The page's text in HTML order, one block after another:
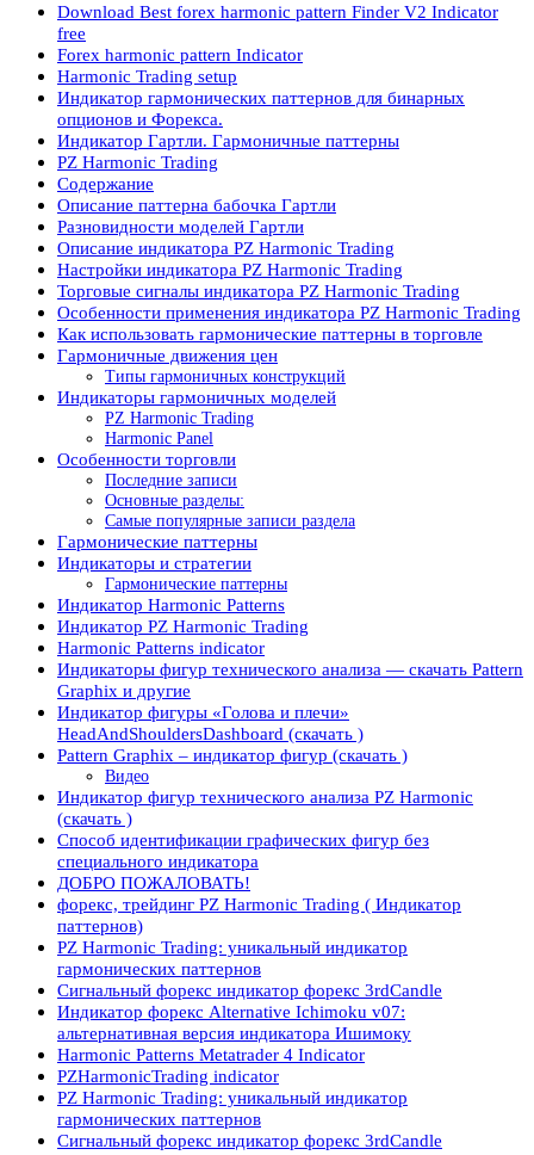
Download Best forex harmonic pattern Finder V2 Indicator
free
Forex harmonic pattern Indicator
Harmonic Trading setup
Индикатор гармонических паттернов для бинарных
опционов и Форекса.
Индикатор Гартли. Гармоничные паттерны
PZ Harmonic Trading
Содержание
Описание паттерна бабочка Гартли
Разновидности моделей Гартли
Описание индикатора PZ Harmonic Trading
Настройки индикатора PZ Harmonic Trading
Торговые сигналы индикатора PZ Harmonic Trading
Особенности применения индикатора PZ Harmonic Trading
Как использовать гармонические паттерны в торговле
Гармоничные движения цен
Типы гармоничных конструкций
Индикаторы гармоничных моделей
PZ Harmonic Trading
Harmonic Panel
Особенности торговли
Последние записи
Основные разделы:
Самые популярные записи раздела
Гармонические паттерны
Индикаторы и стратегии
Гармонические паттерны
Индикатор Harmonic Patterns
Индикатор PZ Harmonic Trading
Harmonic Patterns indicator
Индикаторы фигур технического анализа — скачать Pattern
Graphix и другие
Индикатор фигуры «Голова и плечи»
HeadAndShouldersDashboard (скачать )
Pattern Graphix – индикатор фигур (скачать )
Видео
Индикатор фигур технического анализа PZ Harmonic
(скачать )
Способ идентификации графических фигур без
специального индикатора
ДОБРО ПОЖАЛОВАТЬ!
форекс, трейдинг PZ Harmonic Trading ( Индикатор
паттернов)
PZ Harmonic Trading: уникальный индикатор
гармонических паттернов
Сигнальный форекс индикатор форекс 3rdCandle
Индикатор форекс Alternative Ichimoku v07:
альтернативная версия индикатора Ишимоку
Harmonic Patterns Metatrader 4 Indicator
PZHarmonicTrading indicator
PZ Harmonic Trading: уникальный индикатор
гармонических паттернов
Сигнальный форекс индикатор форекс 3rdCandle